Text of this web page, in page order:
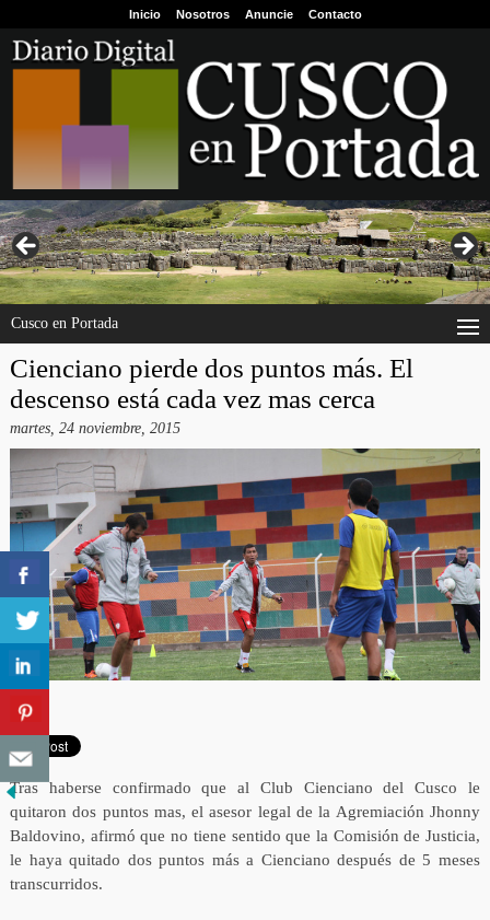
Inicio Nosotros Anuncie Contacto
Cusco en Portada
Cienciano pierde dos puntos más. El
descenso está cada vez mas cerca
martes, 24 noviembre, 2015
Tras haberse confirmado que al Club Cienciano del Cusco le
quitaron dos puntos mas, el asesor legal de la Agremiación Jhonny
Baldovino, afirmó que no tiene sentido que la Comisión de Justicia,
le haya quitado dos puntos más a Cienciano después de 5 meses
transcurridos.